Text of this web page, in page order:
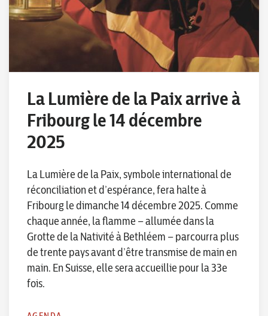
La Lumière de la Paix arrive à
Fribourg le 14 décembre
2025
La Lumière de la Paix, symbole international de
réconciliation et d’espérance, fera halte à
Fribourg le dimanche 14 décembre 2025. Comme
chaque année, la flamme – allumée dans la
Grotte de la Nativité à Bethléem – parcourra plus
de trente pays avant d’être transmise de main en
main. En Suisse, elle sera accueillie pour la 33e
fois.